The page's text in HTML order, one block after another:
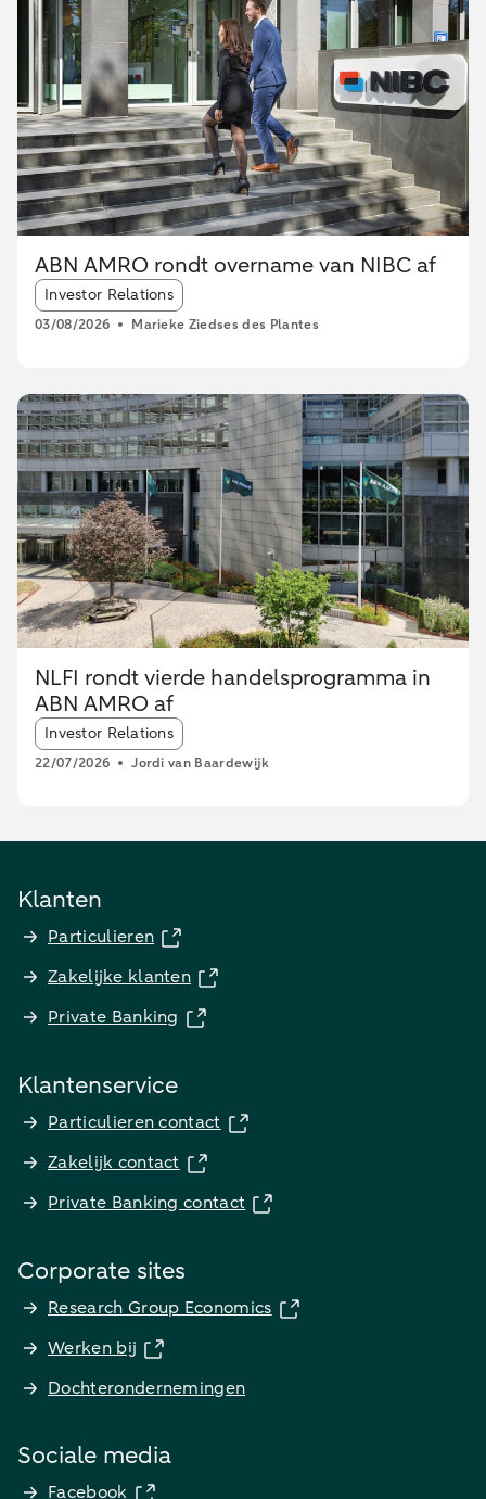
ABN AMRO rondt overname van NIBC af
Article tags:
Investor Relations
03/08/2026 Marieke Ziedses des Plantes
NLFI rondt vierde handelsprogramma in
ABN AMRO af
Article tags:
Investor Relations
22/07/2026 Jordi van Baardewijk
Klanten
Particulieren
Zakelijke klanten
Private Banking
Klantenservice
Particulieren contact
Zakelijk contact
Private Banking contact
Corporate sites
Research Group Economics
Werken bij
Dochterondernemingen
Sociale media
Facebook